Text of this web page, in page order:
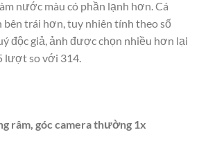
nước màu có phần lạnh hơn. Cá
trái hơn, tuy nhiên tính theo số
độc giả, ảnh được chọn nhiều hơn lại
lượt so với 314.
râm, góc camera thường 1x